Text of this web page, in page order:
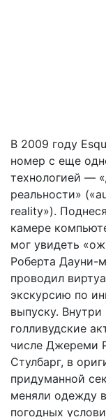
В 2009 году
номер с еще
технологией —
реальности»
reality»).
камере
мог увидеть
Роберта Дауни-
проводил
экскурсию по
выпуску.
голливудские
числе Джереми
Стулбарг, в
придуманной
меняли одежду
погодных